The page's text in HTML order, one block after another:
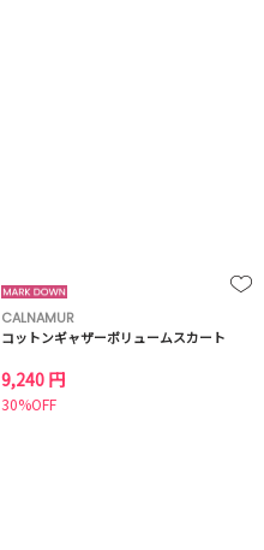
CALNAMUR
コットンギャザーボリュームスカート
9,240 円
30%OFF